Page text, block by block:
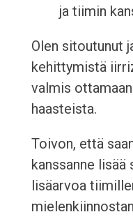
ja tiimin
Olen sitoutunut
kehittymistä
valmis
haasteista.
Toivon, että
kanssanne
lisäarvoa